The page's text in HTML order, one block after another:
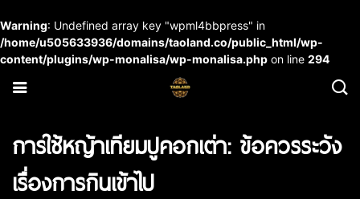
Warning: Undefined array key "wpml4bbpress" in
/home/u505633936/domains/taoland.co/public_html/wp-
content/plugins/wp-monalisa/wp-monalisa.php on line 294
การใช้หญ้าเทียมปูคอกเต่า: ข้อควรระวัง
เรื่องการกินเข้าไป